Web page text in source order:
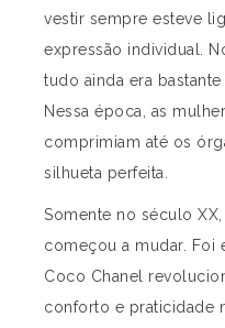
vestir sempre esteve
expressão individual.
tudo ainda era
Nessa época, as
comprimiam até os
silhueta perfeita.
Somente no século
começou a mudar. Foi
Coco Chanel
conforto e praticidade